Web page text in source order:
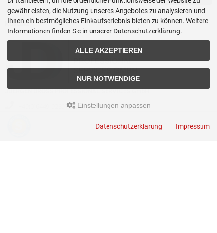
Kontakt
JUERGEN DROSS PROFESSIONAL SERVICES GmbH
+49(0)6449-92897919
gewährleisten, die Nutzung unseres Angebotes zu analysieren und
Ihnen ein bestmögliches Einkaufserlebnis bieten zu können. Weitere
Informationen finden Sie in unserer Datenschutzerklärung.
ALLE AKZEPTIEREN
NUR NOTWENDIGE
Einstellungen anpassen
Datenschutzerklärung Impressum